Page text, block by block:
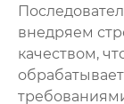
внедряем
качеством,